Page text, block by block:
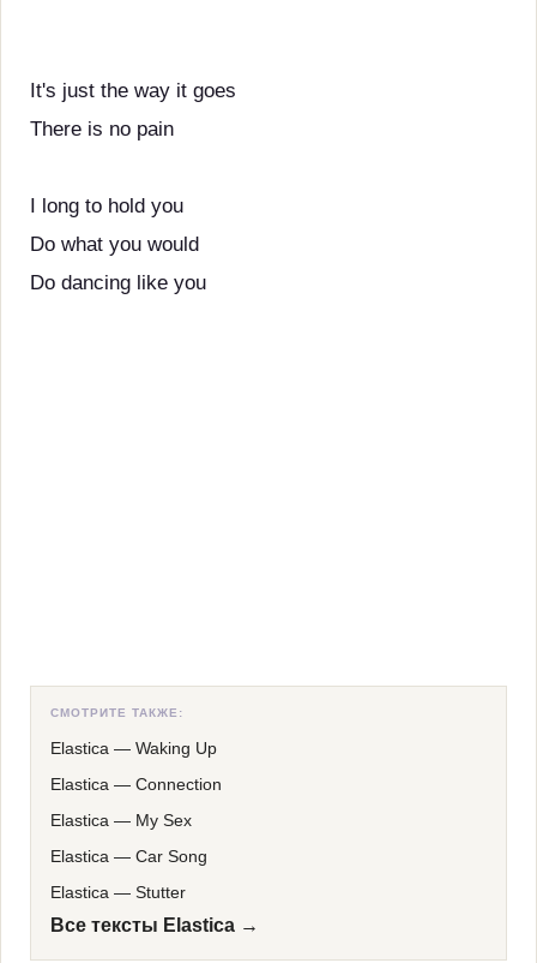
It's just the way it goes
There is no pain
I long to hold you
Do what you would
Do dancing like you
СМОТРИТЕ ТАКЖЕ:
Elastica — Waking Up
Elastica — Connection
Elastica — My Sex
Elastica — Car Song
Elastica — Stutter
Все тексты Elastica →